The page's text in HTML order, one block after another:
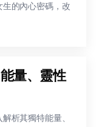
的內心密碼，改
量、靈性
析其獨特能量、